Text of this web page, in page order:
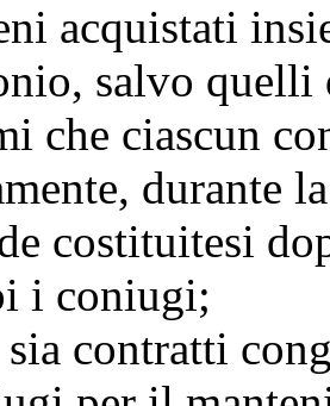
acquistati
salvo quelli
che ciascun
durante
costituitesi
i coniugi;
contratti